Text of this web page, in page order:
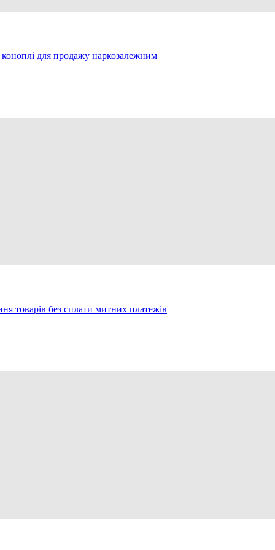
для продажу наркозалежним
товарів без сплати митних платежів